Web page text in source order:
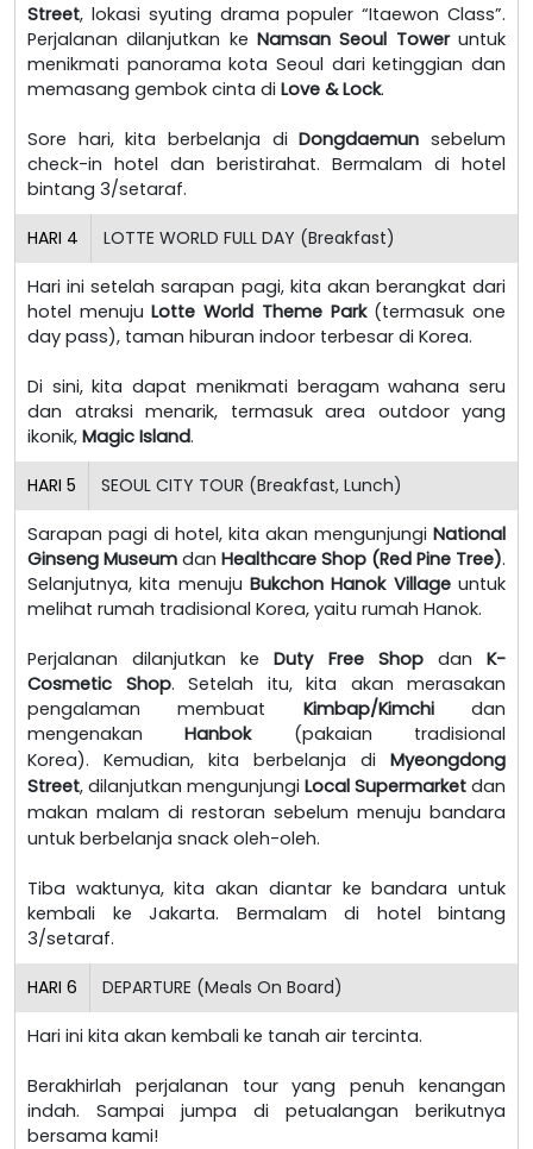
Street, lokasi syuting drama populer “Itaewon Class”.
Perjalanan dilanjutkan ke Namsan Seoul Toweruntuk
menikmati panorama kota Seoul dari ketinggian dan
memasang gembok cinta di Love & Lock.
Sore hari, kita berbelanja diDongdaemun sebelum
check-in hotel dan beristirahat. Bermalam di hotel
bintang 3/setaraf.
HARI 4 LOTTE WORLD FULL DAY (Breakfast)
Hari ini setelah sarapan pagi, kita akan berangkat dari
hotel menujuLotte World Theme Park(termasuk one
day pass), taman hiburan indoor terbesar di Korea.
Di sini, kita dapat menikmati beragam wahana seru
dan atraksi menarik, termasuk area outdoor yang
ikonik, Magic Island.
HARI 5 SEOUL CITY TOUR (Breakfast, Lunch)
Sarapan pagi di hotel, kita akan mengunjungi National
Ginseng Museum dan Healthcare Shop (Red Pine Tree).
Selanjutnya, kita menuju Bukchon Hanok Villageuntuk
melihat rumah tradisional Korea, yaitu rumah Hanok.
Perjalanan dilanjutkan keDuty Free ShopdanK-
Cosmetic Shop. Setelah itu, kita akan merasakan
pengalaman membuat Kimbap/Kimchidan
mengenakanHanbok(pakaian tradisional
Korea). Kemudian, kita berbelanja di Myeongdong
Street, dilanjutkan mengunjungi Local Supermarket dan
makan malam di restoran sebelum menuju bandara
untuk berbelanja snack oleh-oleh.
Tiba waktunya, kita akan diantar ke bandara untuk
kembali ke Jakarta. Bermalam di hotel bintang
3/setaraf.
HARI 6 DEPARTURE (Meals On Board)
Hari ini kita akan kembali ke tanah air tercinta.
Berakhirlah perjalanan tour yang penuh kenangan
indah. Sampai jumpa di petualangan berikutnya
bersama kami!